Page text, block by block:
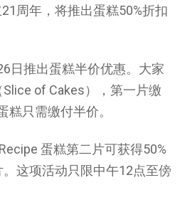
周年，将推出蛋糕50%折扣
日推出蛋糕半价优惠。大家
of Cakes），第一片缴
糕只需缴付半价。
蛋糕第二片可获得50%
这项活动只限中午12点至傍